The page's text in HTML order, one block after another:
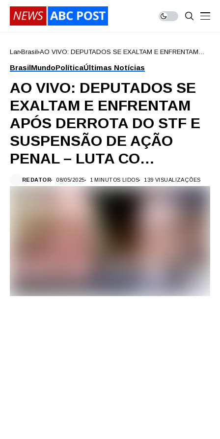
Lar Brasil AO VIVO: DEPUTADOS SE EXALTAM E ENFRENTAM
PENAL – LUTA CO…
BrasilMundoPolíticaÚltimas Notícias
AO VIVO: DEPUTADOS SE
EXALTAM E ENFRENTAM
APÓS DERROTA DO STF E
SUSPENSÃO DE AÇÃO
PENAL – LUTA CO…
REDATOR 08/05/2025 1 MINUTOS LIDOS 139 VISUALIZAÇÕES